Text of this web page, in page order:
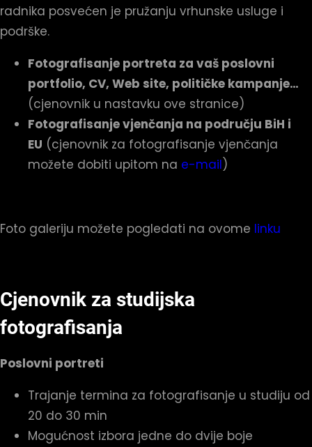
radnika posvećen je pružanju vrhunske usluge i
podrške.
Fotografisanje portreta za vaš poslovni
portfolio, CV, Web site, političke kampanje…
(cjenovnik u nastavku ove stranice)
Fotografisanje vjenčanja na području BiH i
EU (cjenovnik za fotografisanje vjenčanja
možete dobiti upitom na e-mail)
Foto galeriju možete pogledati na ovome linku
Cjenovnik za studijska
fotografisanja
Poslovni portreti
Trajanje termina za fotografisanje u studiju od
20 do 30 min
Mogućnost izbora jedne do dvije boje